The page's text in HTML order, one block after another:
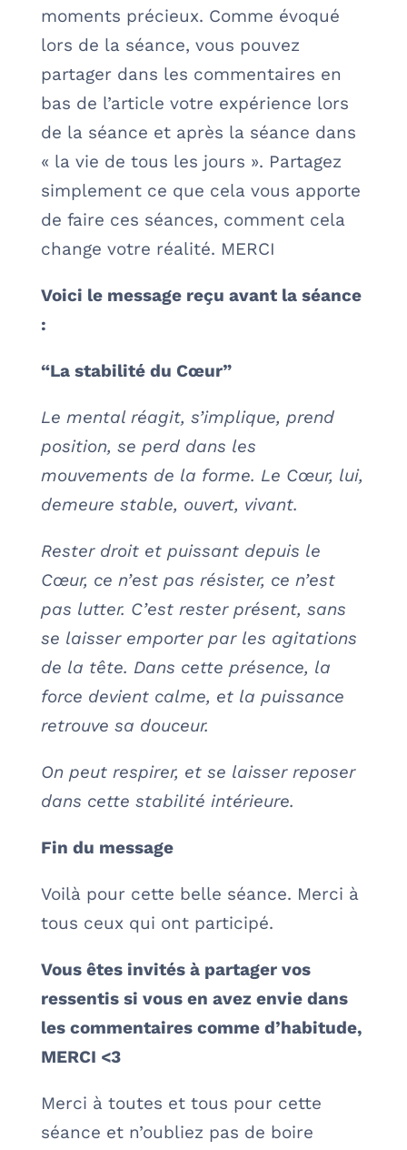
moments précieux. Comme évoqué
lors de la séance, vous pouvez
partager dans les commentaires en
bas de l’article votre expérience lors
de la séance et après la séance dans
« la vie de tous les jours ». Partagez
simplement ce que cela vous apporte
de faire ces séances, comment cela
change votre réalité. MERCI
Voici le message reçu avant la séance
:
“La stabilité du Cœur”
Le mental réagit, s’implique, prend
position, se perd dans les
mouvements de la forme. Le Cœur, lui,
demeure stable, ouvert, vivant.
Rester droit et puissant depuis le
Cœur, ce n’est pas résister, ce n’est
pas lutter. C’est rester présent, sans
se laisser emporter par les agitations
de la tête. Dans cette présence, la
force devient calme, et la puissance
retrouve sa douceur.
On peut respirer, et se laisser reposer
dans cette stabilité intérieure.
Fin du message
Voilà pour cette belle séance. Merci à
tous ceux qui ont participé.
Vous êtes invités à partager vos
ressentis si vous en avez envie dans
les commentaires comme d’habitude,
MERCI <3
Merci à toutes et tous pour cette
séance et n’oubliez pas de boire